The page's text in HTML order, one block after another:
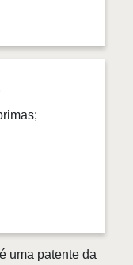
uma patente da